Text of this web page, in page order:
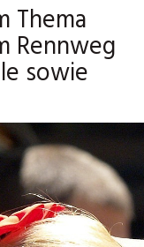
Thema
Rennweg
sowie